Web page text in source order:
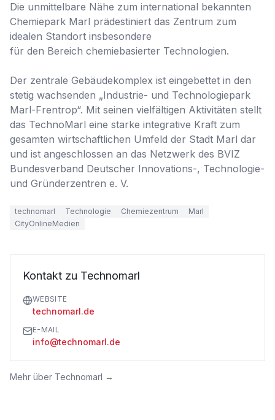
Die unmittelbare Nähe zum international bekannten
Chemiepark Marl prädestiniert das Zentrum zum
idealen Standort insbesondere
für den Bereich chemiebasierter Technologien.
Der zentrale Gebäudekomplex ist eingebettet in den
stetig wachsenden „Industrie- und Technologiepark
Marl-Frentrop“. Mit seinen vielfältigen Aktivitäten stellt
das TechnoMarl eine starke integrative Kraft zum
gesamten wirtschaftlichen Umfeld der Stadt Marl dar
und ist angeschlossen an das Netzwerk des BVIZ
Bundesverband Deutscher Innovations-, Technologie-
und Gründerzentren e. V.
technomarl Technologie Chemiezentrum
Marl
CityOnlineMedien
Kontakt zu Technomarl
WEBSITE
technomarl.de
E-MAIL
info@technomarl.de
Mehr über Technomarl →